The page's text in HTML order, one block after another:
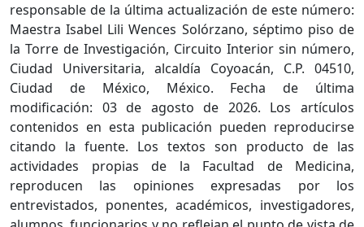
responsable de la última actualización de este número:
Maestra Isabel Lili Wences Solórzano, séptimo piso de
la Torre de Investigación, Circuito Interior sin número,
Ciudad Universitaria, alcaldía Coyoacán, C.P. 04510,
Ciudad de México, México. Fecha de última
modificación: 03 de agosto de 2026. Los artículos
contenidos en esta publicación pueden reproducirse
citando la fuente. Los textos son producto de las
actividades propias de la Facultad de Medicina,
reproducen las opiniones expresadas por los
entrevistados, ponentes, académicos, investigadores,